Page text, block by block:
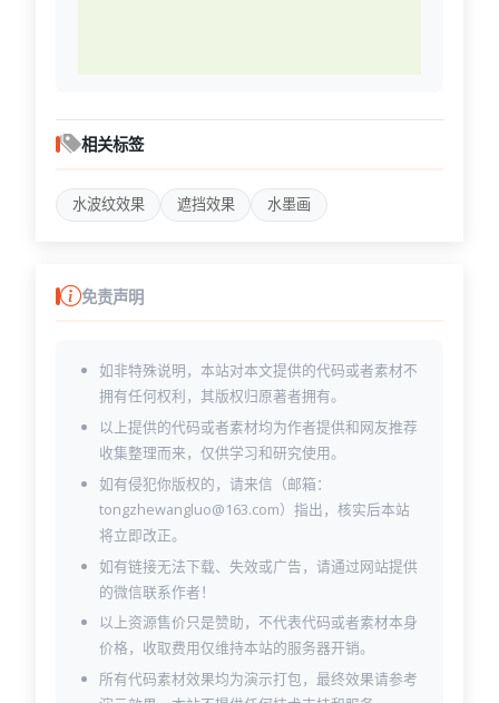
相关标签
水波纹效果 遮挡效果 水墨画
免责声明
如非特殊说明，本站对本文提供的代码或者素材不
拥有任何权利，其版权归原著者拥有。
以上提供的代码或者素材均为作者提供和网友推荐
收集整理而来，仅供学习和研究使用。
如有侵犯你版权的，请来信（邮箱：
tongzhewangluo@163.com）指出，核实后本站
将立即改正。
如有链接无法下载、失效或广告，请通过网站提供
的微信联系作者！
以上资源售价只是赞助，不代表代码或者素材本身
价格，收取费用仅维持本站的服务器开销。
所有代码素材效果均为演示打包，最终效果请参考